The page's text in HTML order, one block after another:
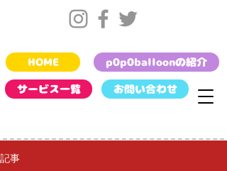
お問い合わせ
HOME
サービス一覧
p0p0balloonの紹介
記事